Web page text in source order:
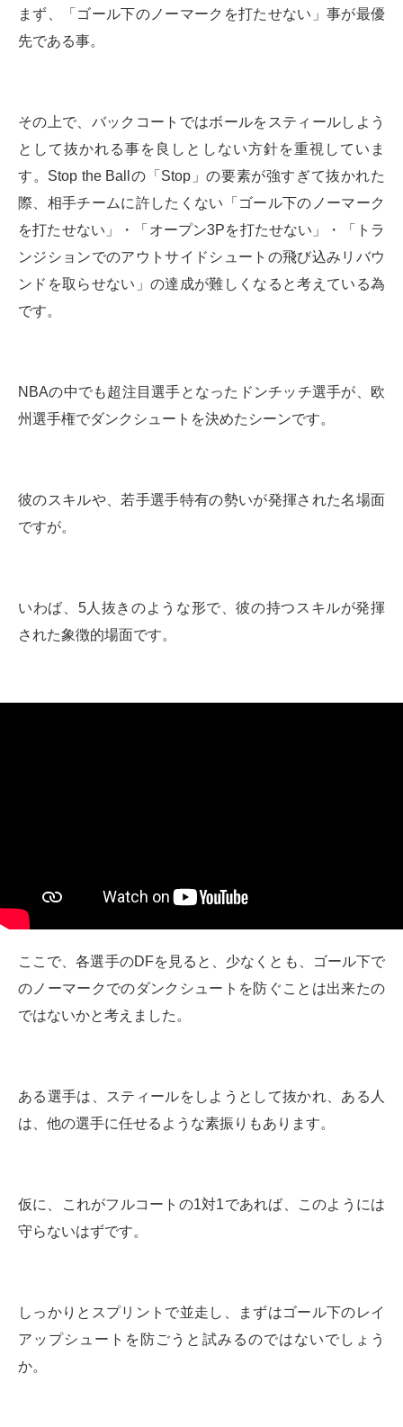
まず、「ゴール下のノーマークを打たせない」事が最優
先である事。
その上で、バックコートではボールをスティールしよう
として抜かれる事を良しとしない方針を重視していま
す。Stop the Ballの「Stop」の要素が強すぎて抜かれた
際、相手チームに許したくない「ゴール下のノーマーク
を打たせない」・「オープン3Pを打たせない」・「トラ
ンジションでのアウトサイドシュートの飛び込みリバウ
ンドを取らせない」の達成が難しくなると考えている為
です。
NBAの中でも超注目選手となったドンチッチ選手が、欧
州選手権でダンクシュートを決めたシーンです。
彼のスキルや、若手選手特有の勢いが発揮された名場面
ですが。
いわば、5人抜きのような形で、彼の持つスキルが発揮
された象徴的場面です。
ここで、各選手のDFを見ると、少なくとも、ゴール下で
のノーマークでのダンクシュートを防ぐことは出来たの
ではないかと考えました。
ある選手は、スティールをしようとして抜かれ、ある人
は、他の選手に任せるような素振りもあります。
仮に、これがフルコートの1対1であれば、このようには
守らないはずです。
しっかりとスプリントで並走し、まずはゴール下のレイ
アップシュートを防ごうと試みるのではないでしょう
か。